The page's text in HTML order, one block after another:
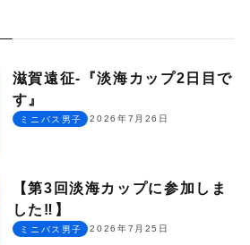
滋賀遠征-『淡海カップ2日目で
す』
2026年7月26日
ミニバス男子
【第3回淡海カップに参加しま
した‼︎】
2026年7月25日
ミニバス男子